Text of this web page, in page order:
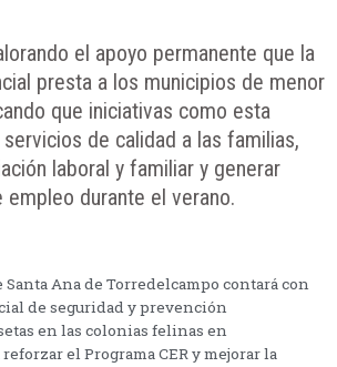
el apoyo permanente que la
presta a los municipios de menor
que iniciativas como esta
de calidad a las familias,
laboral y familiar y generar
empleo durante el verano.
Santa Ana de Torredelcampo contará con
de seguridad y prevención
en las colonias felinas en
el Programa CER y mejorar la